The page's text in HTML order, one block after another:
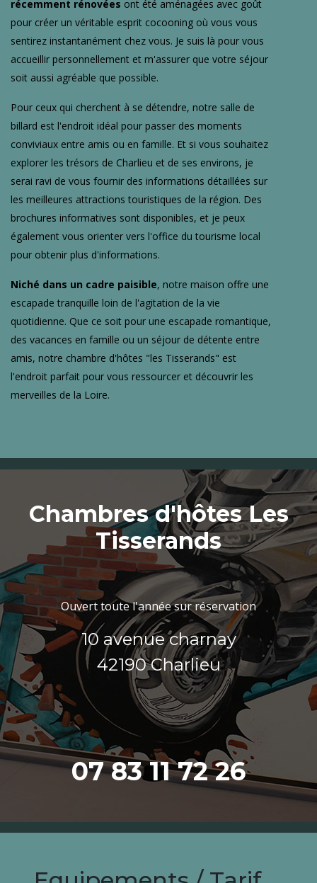
récemment rénovées ont été aménagées avec goût
pour créer un véritable esprit cocooning où vous vous
sentirez instantanément chez vous. Je suis là pour vous
accueillir personnellement et m'assurer que votre séjour
soit aussi agréable que possible.
Pour ceux qui cherchent à se détendre, notre salle de
billard est l'endroit idéal pour passer des moments
conviviaux entre amis ou en famille. Et si vous souhaitez
explorer les trésors de Charlieu et de ses environs, je
serai ravi de vous fournir des informations détaillées sur
les meilleures attractions touristiques de la région. Des
brochures informatives sont disponibles, et je peux
également vous orienter vers l'office du tourisme local
pour obtenir plus d'informations.
Niché dans un cadre paisible, notre maison offre une
escapade tranquille loin de l'agitation de la vie
quotidienne. Que ce soit pour une escapade romantique,
des vacances en famille ou un séjour de détente entre
amis, notre chambre d'hôtes "les Tisserands" est
l'endroit parfait pour vous ressourcer et découvrir les
merveilles de la Loire.
Chambres d'hôtes Les
Tisserands
Ouvert toute l'année sur réservation
10 avenue charnay
42190 Charlieu
07 83 11 72 26